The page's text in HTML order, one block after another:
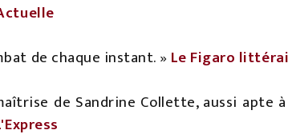
de chaque instant. » Le Figaro
de Sandrine Collette, aussi apte